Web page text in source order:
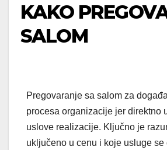
KAKO
SALOM
Pregovaranje sa salom za
procesa organizacije jer direktno
uslove realizacije. Ključno je
uključeno u cenu i koje usluge se